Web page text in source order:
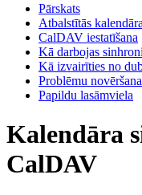
Pārskats
Atbalstītās
CalDAV iestatīšana
Kā darbojas
Kā izvairīties no
Problēmu novēršana
Papildu lasāmviela
Kalendāra
CalDAV